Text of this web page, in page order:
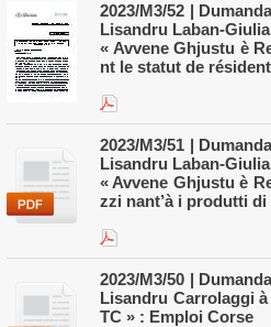
2023/M3/52 |
Lisandru Laban-
« Avvene Ghjustu è
nt le statut de résident
2023/M3/51 |
Lisandru Laban-
« Avvene Ghjustu è
zzi nant’à i produtti
2023/M3/50 |
Lisandru Carrolaggi
TC » : Emploi Corse